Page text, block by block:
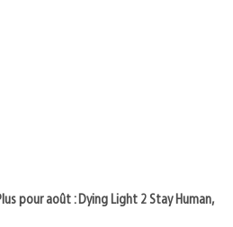
pour août : Dying Light 2 Stay Human,